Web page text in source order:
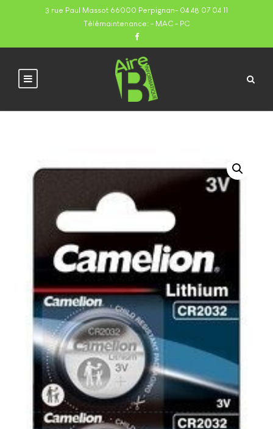
3 rue Paul Massot 66000 Perpignan- 04 48 07 04 11
Télémaintenance: - MAC - PC